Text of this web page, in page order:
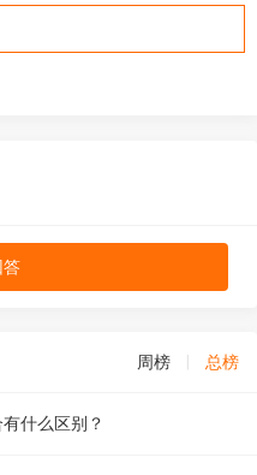
周榜 总榜
什么区别？